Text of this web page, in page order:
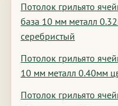
Потолок грильято
база 10 мм металл
серебристый
Потолок грильято
10 мм металл 0.40мм
Потолок грильято